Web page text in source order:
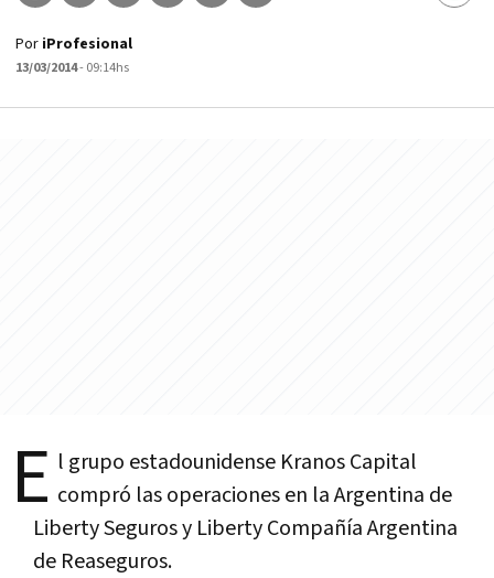
Por iProfesional
13/03/2014- 09:14hs
E l grupo estadounidense Kranos Capital
compró las operaciones en la Argentina de
Liberty Seguros y Liberty Compañía Argentina
de Reaseguros.